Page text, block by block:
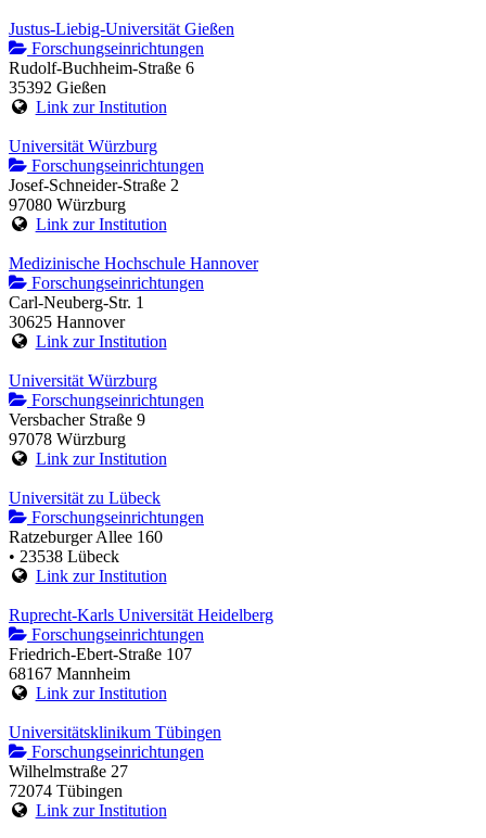
Justus-Liebig-Universität Gießen
Forschungseinrichtungen
Rudolf-Buchheim-Straße 6
35392 Gießen
Link zur Institution
Universität Würzburg
Forschungseinrichtungen
Josef-Schneider-Straße 2
97080 Würzburg
Link zur Institution
Medizinische Hochschule Hannover
Forschungseinrichtungen
Carl-Neuberg-Str. 1
30625 Hannover
Link zur Institution
Universität Würzburg
Forschungseinrichtungen
Versbacher Straße 9
97078 Würzburg
Link zur Institution
Universität zu Lübeck
Forschungseinrichtungen
Ratzeburger Allee 160
• 23538 Lübeck
Link zur Institution
Ruprecht-Karls Universität Heidelberg
Forschungseinrichtungen
Friedrich-Ebert-Straße 107
68167 Mannheim
Link zur Institution
Universitätsklinikum Tübingen
Forschungseinrichtungen
Wilhelmstraße 27
72074 Tübingen
Link zur Institution